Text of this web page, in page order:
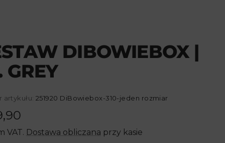
DIBOWIEBOX |
GREY
artykułu:251920 DiBowiebox-310-jeden rozmiar
VAT. Dostawa obliczana przy kasie